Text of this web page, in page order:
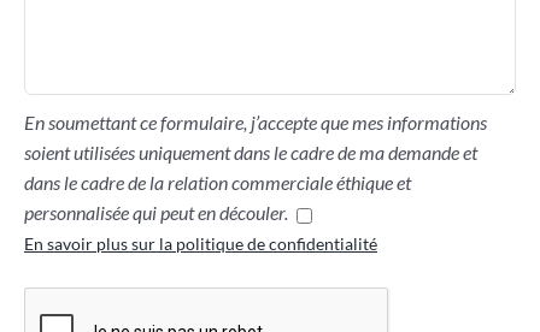
En soumettant ce formulaire, j’accepte que mes informations
soient utilisées uniquement dans le cadre de ma demande et
dans le cadre de la relation commerciale éthique et
personnalisée qui peut en découler.
En savoir plus sur la politique de confidentialité